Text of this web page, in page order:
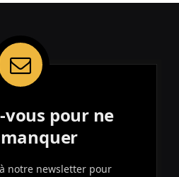
vous pour ne
notre newsletter pour